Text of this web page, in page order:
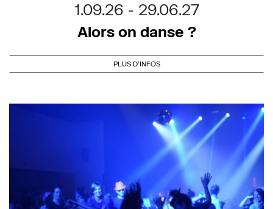
1.09.26
29.06.27
Alors on danse ?
PLUS D'INFOS